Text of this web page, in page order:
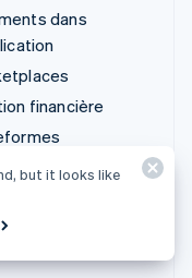
dans
financière
des créateurs
but it looks like